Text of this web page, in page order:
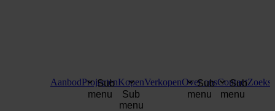
AanbodProjecten
Sub
menu
Kopen
Sub
menu
VerkopenOver ons
Sub
menu
Contact
Sub
menu